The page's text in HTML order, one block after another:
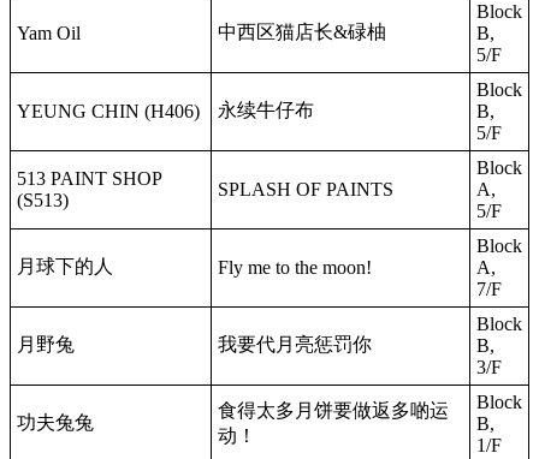
Yam Oil 中西区猫店长&碌柚
Block
B,
5/F
YEUNG CHIN (H406) 永续牛仔布
Block
B,
5/F
513 PAINT SHOP
(S513)
SPLASH OF PAINTS
Block
A,
5/F
月球下的人 Fly me to the moon!
Block
A,
7/F
月野兔 我要代月亮惩罚你
Block
B,
3/F
功夫兔兔
食得太多月饼要做返多啲运
动！
Block
B,
1/F